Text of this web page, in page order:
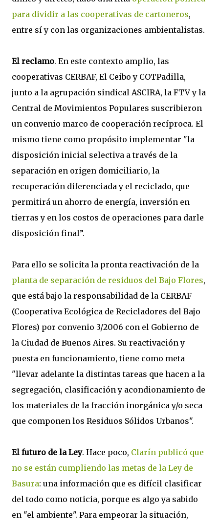
para dividir a las cooperativas de cartoneros,
entre sí y con las organizaciones ambientalistas.
El reclamo. En este contexto amplio, las
cooperativas CERBAF, El Ceibo y COTPadilla,
junto a la agrupación sindical ASCIRA, la FTV y la
Central de Movimientos Populares suscribieron
un convenio marco de cooperación recíproca. El
mismo tiene como propósito implementar "la
disposición inicial selectiva a través de la
separación en origen domiciliario, la
recuperación diferenciada y el reciclado, que
permitirá un ahorro de energía, inversión en
tierras y en los costos de operaciones para darle
disposición final”.
Para ello se solicita la pronta reactivación de la
planta de separación de residuos del Bajo Flores,
que está bajo la responsabilidad de la CERBAF
(Cooperativa Ecológica de Recicladores del Bajo
Flores) por convenio 3/2006 con el Gobierno de
la Ciudad de Buenos Aires. Su reactivación y
puesta en funcionamiento, tiene como meta
"llevar adelante la distintas tareas que hacen a la
segregación, clasificación y acondionamiento de
los materiales de la fracción inorgánica y/o seca
que componen los Residuos Sólidos Urbanos".
El futuro de la Ley. Hace poco, Clarín publicó que
no se están cumpliendo las metas de la Ley de
Basura: una información que es difícil clasificar
del todo como noticia, porque es algo ya sabido
en "el ambiente". Para empeorar la situación,